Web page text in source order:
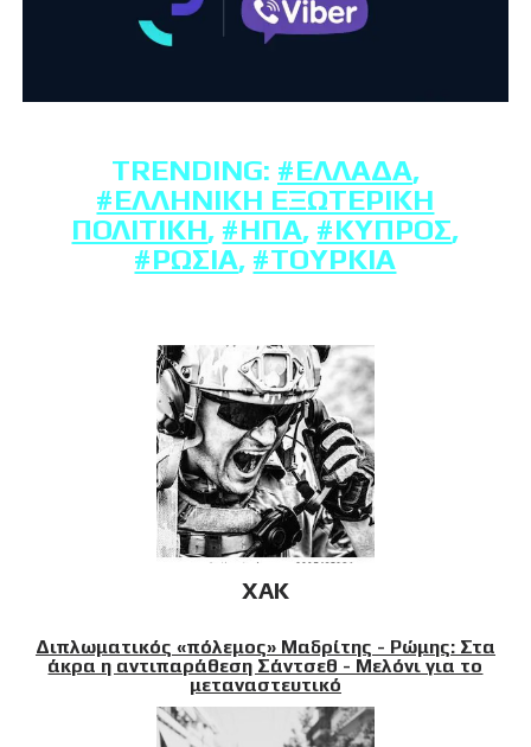
TRENDING: #ΕΛΛΆΔΑ,
#ΕΛΛΗΝΙΚΉ ΕΞΩΤΕΡΙΚΉ
ΠΟΛΙΤΙΚΉ, #ΗΠΑ, #ΚΎΠΡΟΣ,
#ΡΩΣΊΑ, #ΤΟΥΡΚΊΑ
XAK
Διπλωματικός «πόλεμος» Μαδρίτης - Ρώμης: Στα
άκρα η αντιπαράθεση Σάντσεθ - Μελόνι για το
μεταναστευτικό